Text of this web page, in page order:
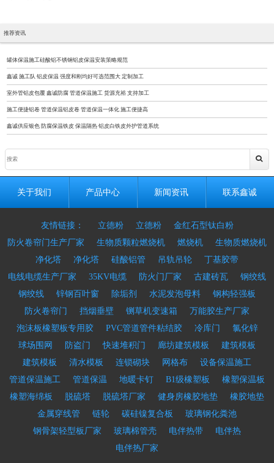
推荐资讯
罐体保温施工硅酸铝不锈钢铝皮保温安装策略规范
鑫诚 施工队 铝皮保温 强度和刚均好可选范围大 定制加工
室外管铝皮包覆 鑫诚防腐 管道保温施工 货源充裕 支持加工
施工便捷铝卷 管道保温铝皮卷 管道保温一体化 施工便捷高
鑫诚供应银色 防腐保温铁皮 保温隔热 铝皮白铁皮外护管道系统
关于我们 产品中心 新闻资讯 联系鑫诚
友情链接： 立德粉 立德粉
金红石型钛白粉
防火卷帘门生产厂家
生物质颗粒燃烧机 燃烧机
生物质燃烧机
净化塔
净化塔 硅酸铝管 吊轨吊轮
丁基胶带
电线电缆生产厂家
35KV电缆 防火门厂家 古建砖瓦
钢绞线
钢绞线
锌钢百叶窗 除垢剂 水泥发泡母料
钢构轻强板
防火卷帘门
挡烟垂壁 铡草机变速箱
万能胶生产厂家
泡沫板橡塑板专用胶
PVC管道管件粘结胶 冷库门
氯化锌
球场围网
防盗门 快速堆积门 廊坊建筑模板
建筑模板
建筑模板
清水模板 连锁砌块 网格布
设备保温施工
管道保温施工
管道保温 地暖卡钉 B1级橡塑板
橡塑保温板
橡塑海绵板
脱硫塔 脱硫塔厂家 健身房橡胶地垫
橡胶地垫
金属穿线管
链轮 碳硅镍复合板
玻璃钢化粪池
钢骨架轻型板厂家
玻璃棉管壳 电伴热带
电伴热
电伴热厂家